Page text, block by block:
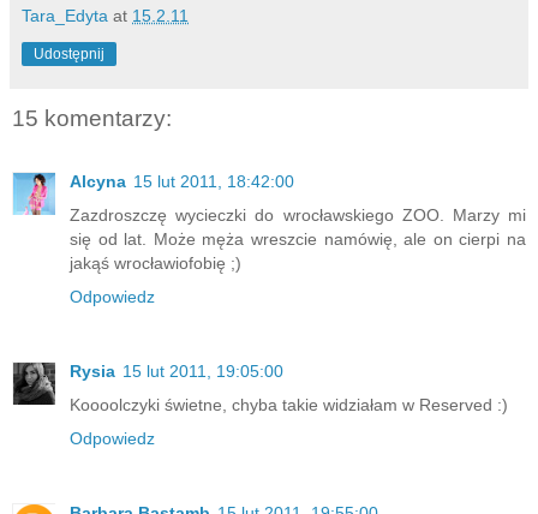
Tara_Edyta at 15.2.11
Udostępnij
15 komentarzy:
Alcyna 15 lut 2011, 18:42:00
Zazdroszczę wycieczki do wrocławskiego ZOO. Marzy mi
się od lat. Może męża wreszcie namówię, ale on cierpi na
jakąś wrocławiofobię ;)
Odpowiedz
Rysia 15 lut 2011, 19:05:00
Koooolczyki świetne, chyba takie widziałam w Reserved :)
Odpowiedz